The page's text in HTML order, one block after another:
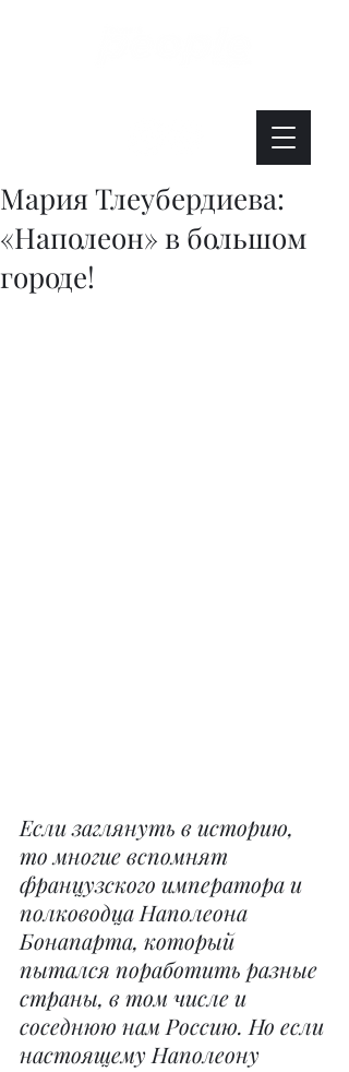
Мария Тлеубердиева:
«Наполеон» в большом
городе!
Если заглянуть в историю,
то многие вспомнят
французского императора и
полководца Наполеона
Бонапарта, который
пытался поработить разные
страны, в том числе и
соседнюю нам Россию. Но если
настоящему Наполеону